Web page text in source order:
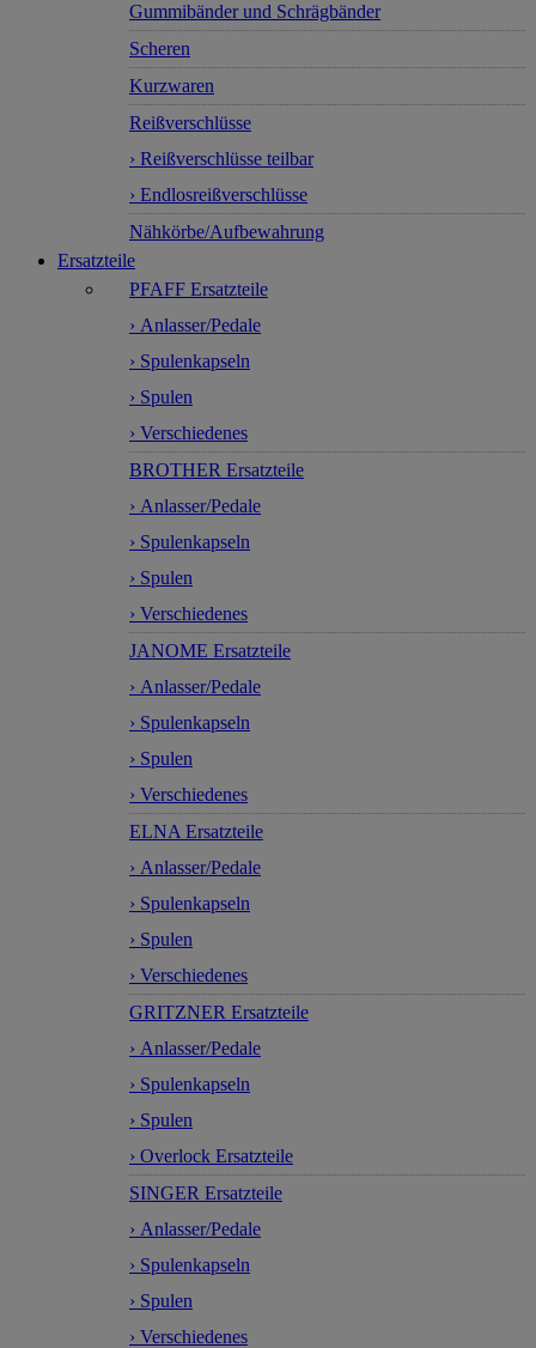
Gummibänder und Schrägbänder
Scheren
Kurzwaren
Reißverschlüsse
› Reißverschlüsse teilbar
› Endlosreißverschlüsse
Nähkörbe/Aufbewahrung
Ersatzteile
PFAFF Ersatzteile
› Anlasser/Pedale
› Spulenkapseln
› Spulen
› Verschiedenes
BROTHER Ersatzteile
› Anlasser/Pedale
› Spulenkapseln
› Spulen
› Verschiedenes
JANOME Ersatzteile
› Anlasser/Pedale
› Spulenkapseln
› Spulen
› Verschiedenes
ELNA Ersatzteile
› Anlasser/Pedale
› Spulenkapseln
› Spulen
› Verschiedenes
GRITZNER Ersatzteile
› Anlasser/Pedale
› Spulenkapseln
› Spulen
› Overlock Ersatzteile
SINGER Ersatzteile
› Anlasser/Pedale
› Spulenkapseln
› Spulen
› Verschiedenes